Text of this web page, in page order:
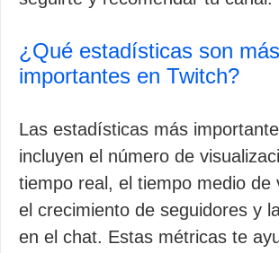
¿Qué estadísticas son más
importantes en Twitch?
Las estadísticas más
incluyen el número de
tiempo real, el tiempo medio de
el crecimiento de seguidores y
en el chat. Estas métricas te